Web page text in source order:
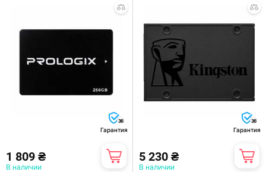
36
Гарантия
1 809 ₴
В наличии
36
Гарантия
5 230 ₴
В наличии